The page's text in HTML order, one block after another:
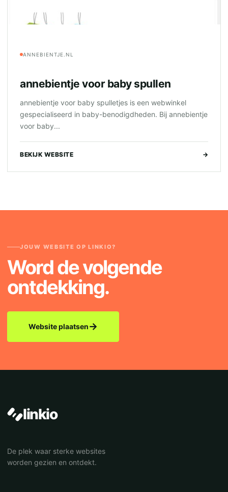
ANNEBIENTJE.NL
annebientje voor baby spullen
annebientje voor baby spulletjes is een webwinkel
gespecialiseerd in baby-benodigdheden. Bij annebientje
voor baby...
BEKIJK WEBSITE →
JOUW WEBSITE OP LINKIO?
Word de volgende
ontdekking.
Website plaatsen→
linkio
De plek waar sterke websites
worden gezien en ontdekt.